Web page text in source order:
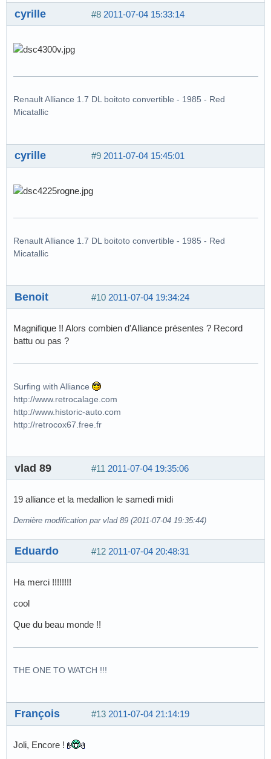
#8 2011-07-04 15:33:14
cyrille
Renault Alliance 1.7 DL boitoto convertible - 1985 - Red
Micatallic
#9 2011-07-04 15:45:01
cyrille
Renault Alliance 1.7 DL boitoto convertible - 1985 - Red
Micatallic
#10 2011-07-04 19:34:24
Benoit
Magnifique !! Alors combien d'Alliance présentes ? Record
battu ou pas ?
Surfing with Alliance
http://www.retrocalage.com
http://www.historic-auto.com
http://retrocox67.free.fr
#11 2011-07-04 19:35:06
vlad 89
19 alliance et la medallion le samedi midi
Dernière modification par vlad 89 (2011-07-04 19:35:44)
#12 2011-07-04 20:48:31
Eduardo
Ha merci !!!!!!!!
cool
Que du beau monde !!
THE ONE TO WATCH !!!
#13 2011-07-04 21:14:19
François
Joli, Encore !